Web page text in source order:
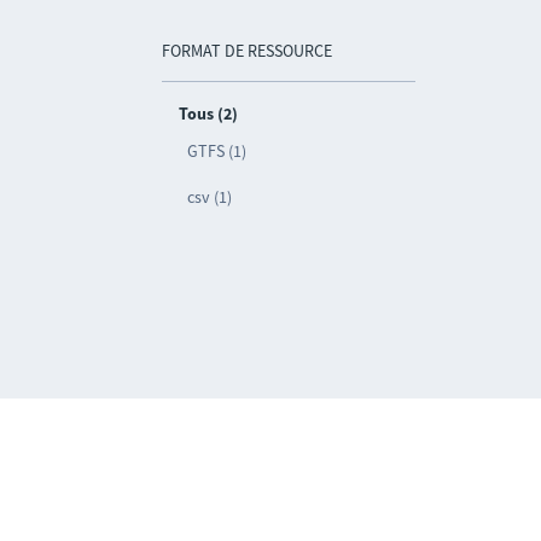
FORMAT DE RESSOURCE
Tous (2)
GTFS (1)
csv (1)